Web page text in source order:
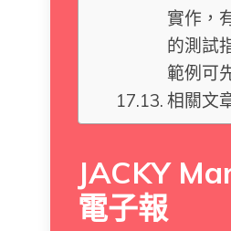
實作，
的測試
範例可
相關文
JACKY
電子報